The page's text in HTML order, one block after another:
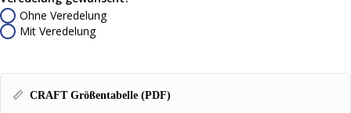
Ohne Veredelung
Mit Veredelung
📏 CRAFT Größentabelle (PDF)